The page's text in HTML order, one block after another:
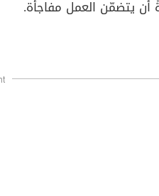
أن يتضمّن العمل مفاجأة.